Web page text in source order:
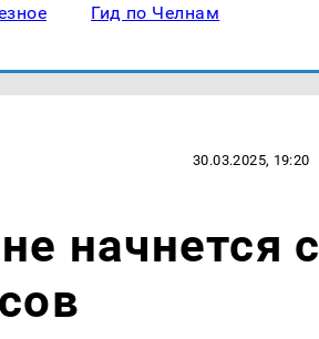
Гид по Челнам
30.03.2025, 19:20
начнется с